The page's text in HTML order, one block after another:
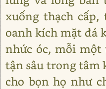
xuống thạch
oanh kích mặt đá
nhức óc, mỗi một
tận sâu trong tâm
cho bọn họ như